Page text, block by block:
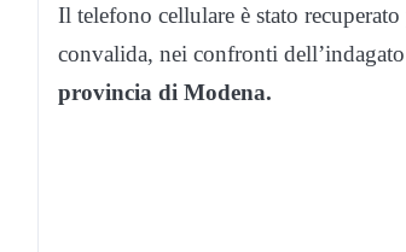
Il telefono cellulare è stato
convalida, nei confronti dell’indagato
provincia di Modena.